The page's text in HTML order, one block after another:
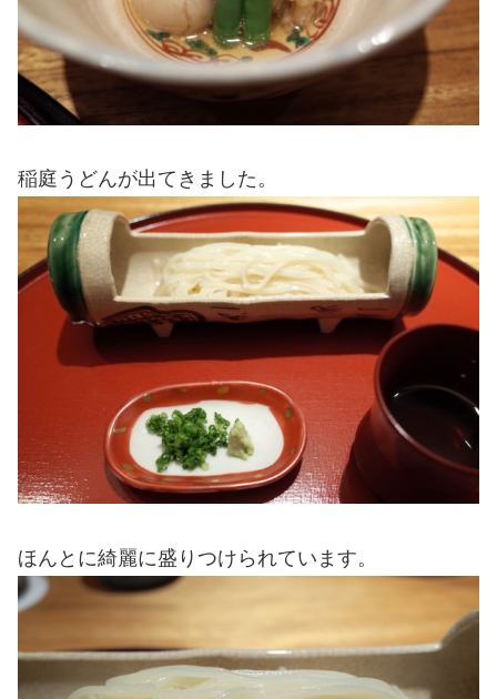
稲庭うどんが出てきました。
ほんとに綺麗に盛りつけられています。